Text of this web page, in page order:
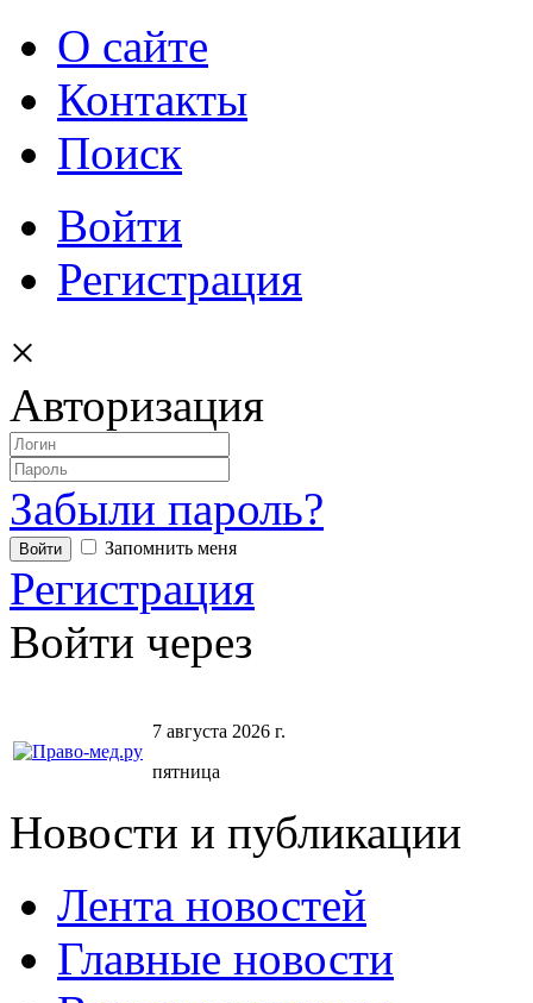
О сайте
Контакты
Поиск
Войти
Регистрация
×
Авторизация
Забыли пароль?
Запомнить меня
Регистрация
Войти через
7 августа 2026 г.
пятница
Новости и публикации
Лента новостей
Главные новости